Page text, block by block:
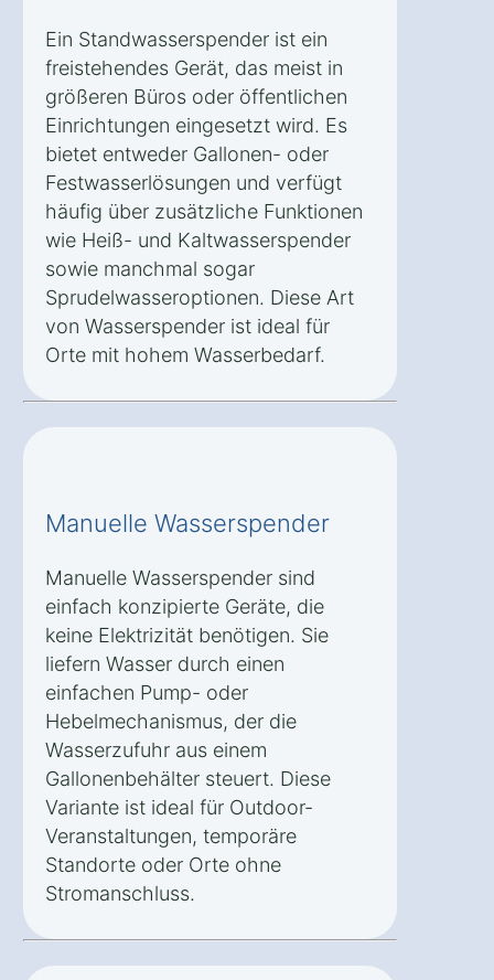
Ein Standwasserspender ist ein
freistehendes Gerät, das meist in
größeren Büros oder öffentlichen
Einrichtungen eingesetzt wird. Es
bietet entweder Gallonen- oder
Festwasserlösungen und verfügt
häufig über zusätzliche Funktionen
wie Heiß- und Kaltwasserspender
sowie manchmal sogar
Sprudelwasseroptionen. Diese Art
von Wasserspender ist ideal für
Orte mit hohem Wasserbedarf.
Manuelle Wasserspender
Manuelle Wasserspender sind
einfach konzipierte Geräte, die
keine Elektrizität benötigen. Sie
liefern Wasser durch einen
einfachen Pump- oder
Hebelmechanismus, der die
Wasserzufuhr aus einem
Gallonenbehälter steuert. Diese
Variante ist ideal für Outdoor-
Veranstaltungen, temporäre
Standorte oder Orte ohne
Stromanschluss.